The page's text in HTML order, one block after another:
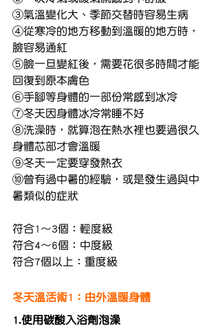
③氣溫變化大、季節交替時容易生病
④從寒冷的地方移動到溫暖的地方時，
臉容易通紅
⑤臉一旦變紅後，需要花很多時間才能
回復到原本膚色
⑥手腳等身體的一部份常感到冰冷
⑦冬天因身體冰冷常睡不好
⑧洗澡時，就算泡在熱水裡也要過很久
身體芯部才會溫暖
⑨冬天一定要穿發熱衣
⑩曾有過中暑的經驗，或是發生過與中
暑類似的症狀
符合1～3個：輕度級
符合4～6個：中度級
符合7個以上：重度級
冬天溫活術1：由外溫暖身體
1.使用碳酸入浴劑泡澡